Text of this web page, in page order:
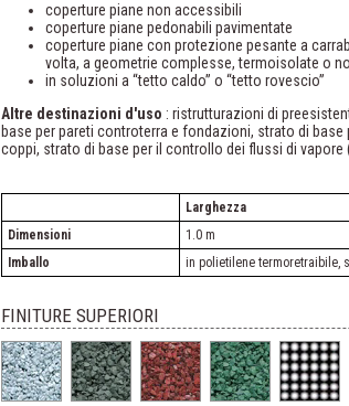
coperture piane non accessibili
coperture piane pedonabili pavimentate
coperture piane con protezione pesante a
volta, a geometrie complesse, termoisolate o
in soluzioni a “tetto caldo” o “tetto rovescio”
Altre destinazioni d'uso : ristrutturazioni di
base per pareti controterra e fondazioni, strato di
coppi, strato di base per il controllo dei flussi di vapore
Larghezza
Dimensioni
1.0 m
Imballo
in polietilene termoretraibile,
FINITURE SUPERIORI